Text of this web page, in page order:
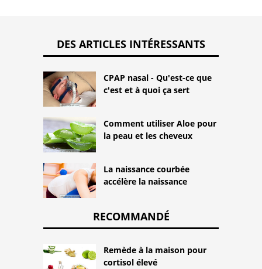
DES ARTICLES INTÉRESSANTS
CPAP nasal - Qu'est-ce que
c'est et à quoi ça sert
Comment utiliser Aloe pour
la peau et les cheveux
La naissance courbée
accélère la naissance
RECOMMANDÉ
Remède à la maison pour
cortisol élevé